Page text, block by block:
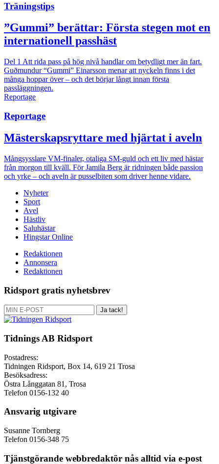
Träningstips
”Gummi” berättar: Första stegen mot en
internationell passhäst
Del 1 Att rida pass på hög nivå handlar om betydligt mer än fart.
Guðmundur “Gummi” Einarsson menar att nyckeln finns i det
många hoppar över – och det börjar långt innan första
passläggningen.
Reportage
Reportage
Mästerskapsryttare med hjärtat i aveln
Mångsysslare VM-finaler, otaliga SM-guld och ett liv med hästar
från morgon till kväll. För Jamila Berg är ridningen både passion
och yrke – och aveln är pusselbiten som driver henne vidare.
Nyheter
Sport
Avel
Hästliv
Saluhästar
Hingstar Online
Redaktionen
Annonsera
Redaktionen
Ridsport gratis nyhetsbrev
Ja tack!
Tidnings AB Ridsport
Postadress:
Tidningen Ridsport, Box 14, 619 21 Trosa
Besöksadress:
Östra Långgatan 81, Trosa
Telefon 0156-132 40
Ansvarig utgivare
Susanne Tornberg
Telefon 0156-348 75
Tjänstgörande webbredaktör nås alltid via e-post